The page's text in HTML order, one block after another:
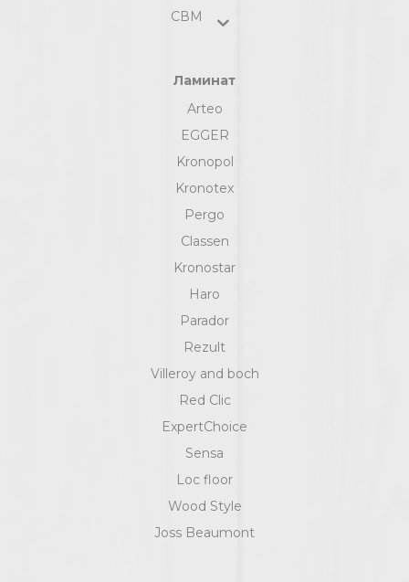
СВМ
Ламинат
Arteo
EGGER
Kronopol
Kronotex
Pergo
Classen
Kronostar
Haro
Parador
Rezult
Villeroy and boch
Red Clic
ExpertChoice
Sensa
Loc floor
Wood Style
Joss Beaumont